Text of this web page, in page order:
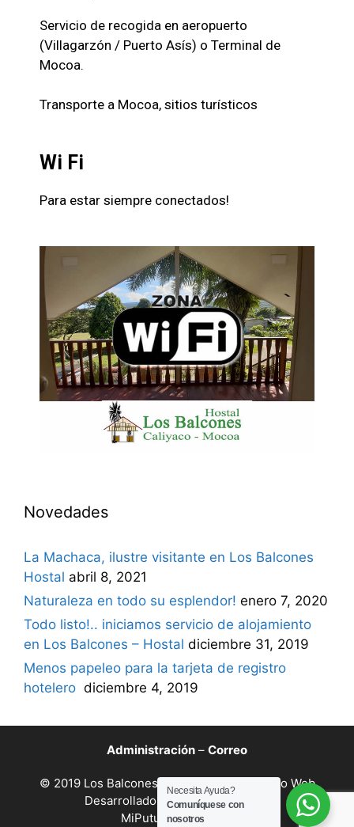
Servicio de recogida en aeropuerto
(Villagarzón / Puerto Asís) o Terminal de
Mocoa.
Transporte a Mocoa, sitios turísticos
Wi Fi
Para estar siempre conectados!
Novedades
La Machaca, ilustre visitante en Los Balcones
Hostal abril 8, 2021
Naturaleza en todo su esplendor! enero 7, 2020
Todo listo!.. iniciamos servicio de alojamiento
en Los Balcones – Hostal diciembre 31, 2019
Menos papeleo para la tarjeta de registro
hotelero diciembre 4, 2019
Administración – Correo
© 2019 Los Balcones - Hostal Caliyaco. Sitio Web
Desarrollado porPublimayo SAS.
MiPutumayo.com.co
Necesita Ayuda?
Comuníquese con
nosotros